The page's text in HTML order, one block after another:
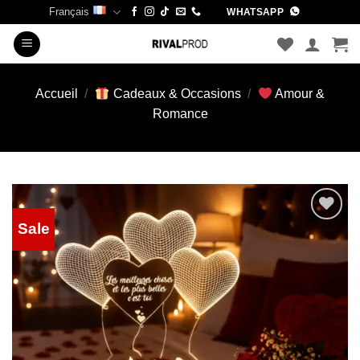
contenu
Français WHATSAPP
Accueil / Cadeaux & Occasions /
Amour &
Romance
Sale
Add to